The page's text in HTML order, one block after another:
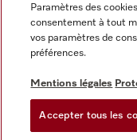
Conditions d’utilisation
Déclaration d'accessibilité
Digital Services Act
Paramètres des
consentement à tout
vos paramètres de
préférences.
Mentions légales
Accepter tous les